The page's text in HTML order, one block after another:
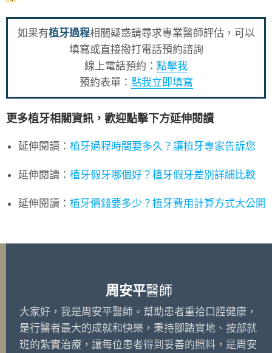
如果有植牙過程相關疑惑請尋求專業醫師評估，可以
填寫或直接撥打電話預約諮詢
線上電話預約： 點擊我
預約表單： 點我立即填寫
更多植牙相關資訊，歡迎點擊下方延伸閱讀
延伸閱讀： 植牙過程時間要多久？讓植牙專家告訴您
延伸閱讀： 植牙假牙哪個好？植牙假牙差別詳細比較
延伸閱讀： 植牙價錢要多少？植牙費用計算方式大公開
周安平醫師
大家好，我是周安平醫師。幫助患者重拾口腔健康，
是行醫者最大的成就和快樂，秉持腳踏實地、按部就
班的紮實治療，讓每位患者得到妥善的照料，是周安